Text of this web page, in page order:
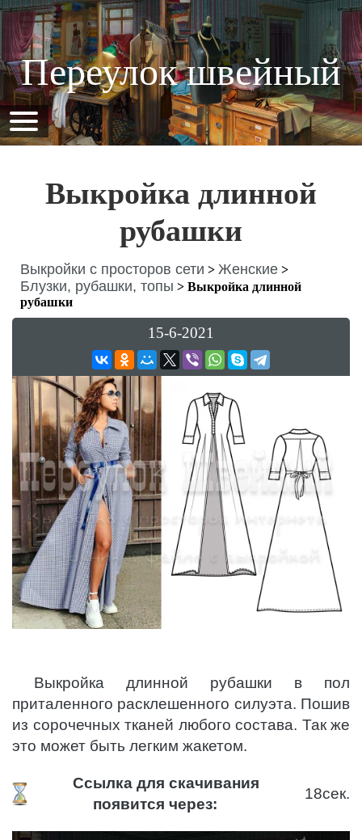
Переулок швейный
Выкройка длинной
рубашки
Выкройки с просторов сети > Женские >
Блузки, рубашки, топы > Выкройка длинной
рубашки
15-6-2021
Выкройка длинной рубашки в пол
приталенного расклешенного силуэта. Пошив
из сорочечных тканей любого состава. Так же
это может быть легким жакетом.
Ссылка для скачивания
появится через:
18сек.